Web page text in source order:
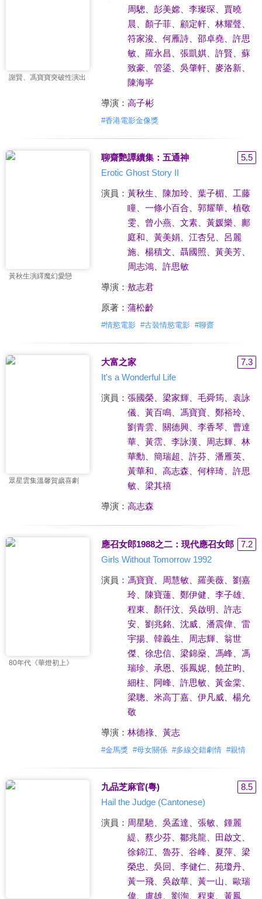
謝賢、馮寶寶突破性演出
周驄
彭美嫦、 李璨琛
賈曉
晨
顏子菲、 顧定軒、 林耀聲、
符家浚
何雁詩、 邵卓堯
許思
敏、 羅永昌 張凱娸、 許賢
蘇
致豪
管鋈 吳肇軒、 麥洛新、
陳海寧
導演： 高子彬
#香港電影金像獎
黃秋生演繹魔幻愛戀
聊齋艷譚續集：五通神
5.5
Erotic Ghost Story II
演員： 黃秋生 陳加玲、 葉子楣
工藤
瞳、 一條小百合 郭耀華、 植敬
雯、 曾小燕 文素、 黃媛樂
鄺
庭和
黃美娟 江杏兒
呂麗
施、 楊積文 聶國照 黃美芳、
周志鴻、 許思敏
導演： 敖志君
原著： 蒲松齡
#情慾電影 #古裝情慾電影 #聊齋
眾星雲集溫馨賀歲喜劇
大富之家
7.3
It's a Wonderful Life
演員： 張國榮、 梁家輝、 毛舜筠、 袁詠
儀、 黃百鳴、 馮寶寶、 鄭裕玲、
劉青雲、 關德興、 李香琴
曹達
華、 黃霑、 李詠漢 周志輝、 林
華勳
簡瑞超 許芬、 潘雁英、
黃華和
高志森 何梓琦、 許思
敏、 梁其禧
導演： 高志森
80年代《華燈初上》
應召女郎1988之二：現代應召女郎
7.2
Girls Without Tomorrow 1992
演員： 馮寶寶、 周慧敏、 羅美薇、 劉嘉
玲、 陳寶蓮、 鄭伊健 李子雄、
程東
顏仟汶 吳啟明
許志
安、 劉兆銘、 沈威、 潘震偉、 雷
宇揚、 韓義生 周志輝、 翁世
傑、 徐忠信、 梁錦燊、 馮峰、 馮
瑞珍、 承恩 張鳳妮、 饒芷昀
細柱
阿峰、 許思敏、 黃金棠
梁聰
米高丁嘉、 伊凡威、 楊允
敬
導演： 林德祿、 黃志
#金馬獎 #母女關係 #多線交錯劇情 #親情
九品芝麻官(粵)
8.5
Hail the Judge (Cantonese)
演員： 周星馳 吳孟達 張敏、 鍾麗
緹
蔡少芬、 鄒兆龍 田啟文
徐錦江
魯芬、 谷峰、 夏萍、 梁
榮忠
吳回 李健仁 苑瓊丹、
黃一飛、 吳啟華、 黃一山
歐瑞
偉、 盧雄、 劉洵 程東 黃鳳